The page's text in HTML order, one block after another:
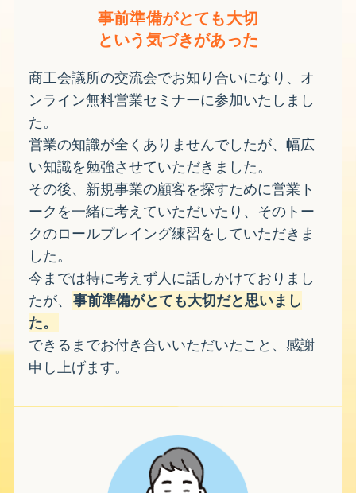
事前準備がとても大切
という気づきがあった
商工会議所の交流会でお知り合いになり、オ
ンライン無料営業セミナーに参加いたしまし
た。
営業の知識が全くありませんでしたが、幅広
い知識を勉強させていただきました。
その後、新規事業の顧客を探すために営業ト
ークを一緒に考えていただいたり、そのトー
クのロールプレイング練習をしていただきま
した。
今までは特に考えず人に話しかけておりまし
たが、
事前準備がとても大切だと思いまし
た。
できるまでお付き合いいただいたこと、感謝
申し上げます。